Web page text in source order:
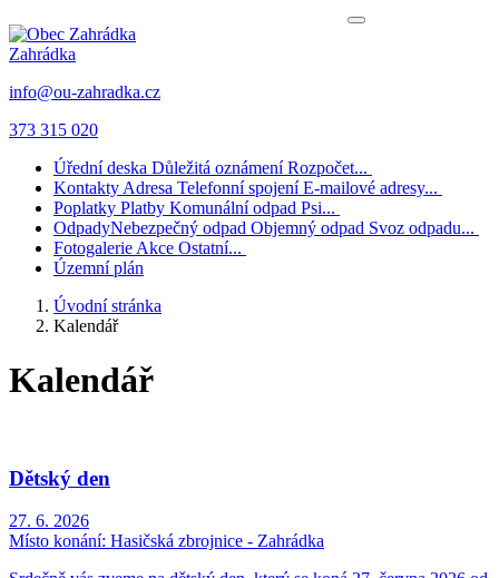
Zahrádka
info@ou-zahradka.cz
373 315 020
Úřední deska Důležitá oznámení Rozpočet...
Kontakty Adresa Telefonní spojení E-mailové adresy...
Poplatky Platby Komunální odpad Psi...
OdpadyNebezpečný odpad Objemný odpad Svoz odpadu...
Fotogalerie Akce Ostatní...
Územní plán
Úvodní stránka
Kalendář
Kalendář
Dětský den
27. 6. 2026
Místo konání: Hasičská zbrojnice - Zahrádka